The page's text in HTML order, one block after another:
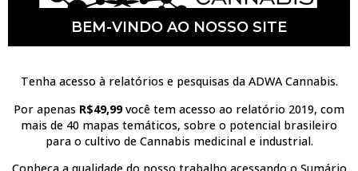
existem estudos que indicam uma relação
entre o aumento da produção de canabinóides e o
estresse hídrico. Um estudo de ordem ecológica
BEM-VINDO AO NOSSO SITE
Tenha acesso à relatórios e pesquisas da ADWA Cannabis.
Por apenas R$49,99você tem acesso ao relatório 2019, com
mais de 40 mapas temáticos, sobre o potencial brasileiro
para o cultivo de Cannabis medicinal e industrial.